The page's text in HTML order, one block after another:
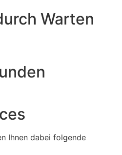
Warten
Ihnen dabei folgende